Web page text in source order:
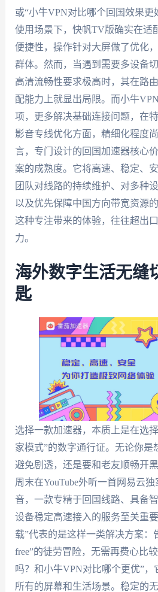
或“小牛VPN对比哪个回国效果更
使用场景下，快帆TV版确实在适
便捷性，操作针对大屏做了优化
群体。然而，当遇到需要多设备
高清流畅性要求极高时，其在路
配能力上就显出局限。而小牛
项，更多解决基础连接问题，在
影音专线优化方面，精细化程度
言，专门设计的回国加速器核心
案的成熟度。它将高速、稳定、
团队对线路的持续维护、对多种
以及优先保障中国方向带宽资源
这种专注带来的体验，往往超出
力。
海外数字生活无缝
匙
选择一款加速器，本质上是在选
家模式”的数字通行证。无论你是
避免剧透，还是要和老友顺畅开
周末在YouTube外听一首网易云
音，一款专精于回国线路、具备
设备稳定高速接入的服务至关重
载”代表的是这样一类解决方案：
free”的徒劳冒险，无需再费心比
吗？和小牛VPN对比哪个更优”
所有的屏幕和生活场景。稳定的